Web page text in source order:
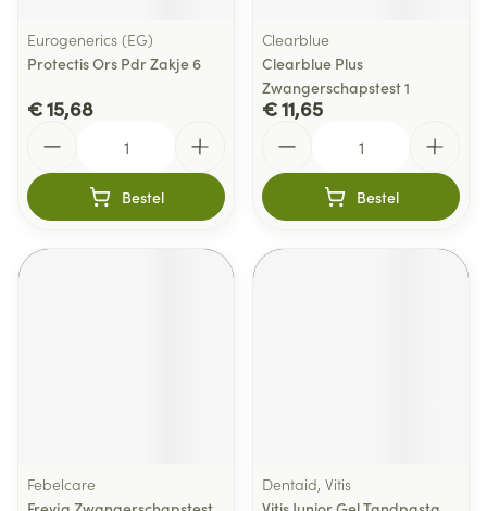
Eurogenerics (EG)
Protectis Ors Pdr Zakje 6
€ 15,68
Bestel
Clearblue
Clearblue Plus
Zwangerschapstest 1
€ 11,65
Bestel
Febelcare
Dentaid, Vitis